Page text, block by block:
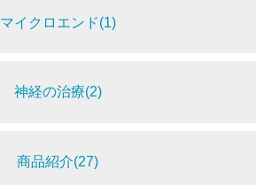
マイクロエンド(1)
神経の治療(2)
商品紹介(27)